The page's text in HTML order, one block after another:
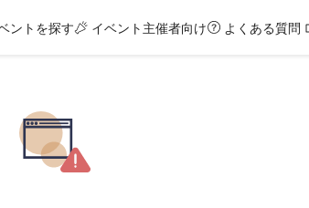
ントを探す イベント主催者向け よくある質問